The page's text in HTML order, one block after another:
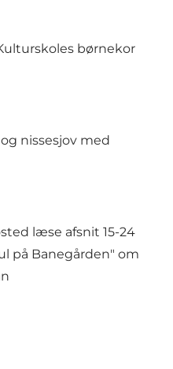
børnekor
nissesjov med
læse afsnit 15-24
på Banegården" om